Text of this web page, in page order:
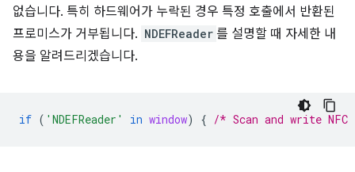
없습니다. 특히 하드웨어가 누락된 경우 특정 호출에서 반환된
프로미스가 거부됩니다. NDEFReader 를 설명할 때 자세한 내
용을 알려드리겠습니다.
if ( 'NDEFReader' in window) { /* Scan and write NFC